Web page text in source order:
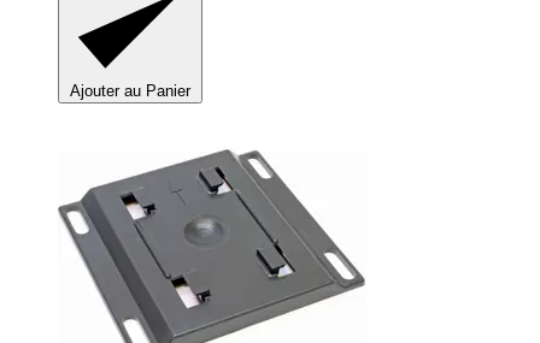
Ajouter au Panier